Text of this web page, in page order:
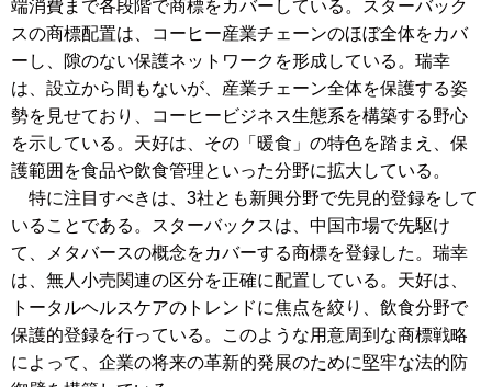
端消費まで各段階で商標をカバーしている。スターバック
スの商標配置は、コーヒー産業チェーンのほぼ全体をカバ
ーし、隙のない保護ネットワークを形成している。瑞幸
は、設立から間もないが、産業チェーン全体を保護する姿
勢を見せており、コーヒービジネス生態系を構築する野心
を示している。天好は、その「暖食」の特色を踏まえ、保
護範囲を食品や飲食管理といった分野に拡大している。
特に注目すべきは、3社とも新興分野で先見的登録をして
いることである。スターバックスは、中国市場で先駆け
て、メタバースの概念をカバーする商標を登録した。瑞幸
は、無人小売関連の区分を正確に配置している。天好は、
トータルヘルスケアのトレンドに焦点を絞り、飲食分野で
保護的登録を行っている。このような用意周到な商標戦略
によって、企業の将来の革新的発展のために堅牢な法的防